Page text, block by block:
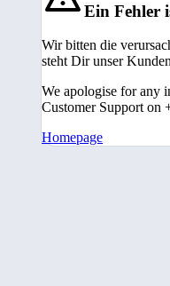
Ein Fehler
Wir bitten die
steht Dir unser
We apologise for any
Customer Support on
Homepage